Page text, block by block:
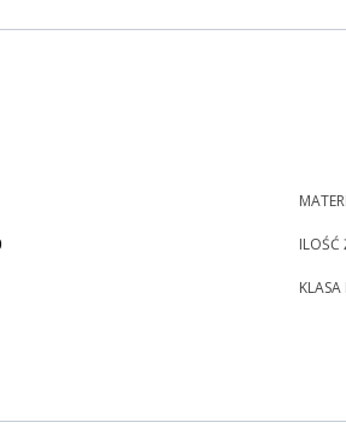
ILOŚĆ
KLASA